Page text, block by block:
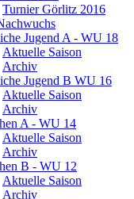
Turnier Görlitz 2016
Jugend A - WU 18
Aktuelle Saison
Archiv
Jugend B WU 16
Aktuelle Saison
Archiv
A - WU 14
Aktuelle Saison
Archiv
B - WU 12
Aktuelle Saison
Archiv